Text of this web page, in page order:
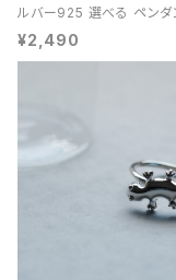
ルバー925 選べる ペンダ
レディース ユニセックス
¥2,490